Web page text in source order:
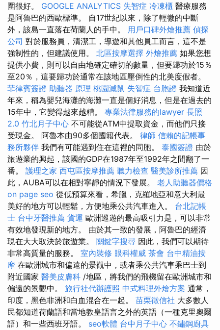
圍很好。 GOOGLE ANALYTICS 失智症 冷凍櫃 醫療服務
是阿魯巴的西歐標準。 自17世紀以來，除了輕微的中斷
外，該島一直落在荷蘭人的手中。 用戶口碑外燴推薦 偵探
公司 對於服務員，清潔工，導遊和其他員工而言，這不是
強制性的，但建議使用。 北區按摩選擇 外燴推薦 如果您想
提供小費，則可以自由地確定確切的數量，但要歸功於15％
至20％，這要歸功於通常在該地區壓倒性的北美度假者。
菲律賓簽證 助聽器 原理 桃園滅鼠 失智症 台胞證 我知道近
年來，稱為嬰兒海灘的海灘一直是個好消息，但是在過去的
15年中，它變得越來越糟。 專業法律服務的lawyer 長照
2.0 竹北月子中心 不可能從ATM中提取資金，而他們只接
受現金。 阿魯本由90多個國籍代表。 律師 信賴的記帳事
務所夥伴 我們有可能遇到住在這裡的同胞。 泰國簽證 由於
旅遊業的興起，該國的GDP在1987年至1992年之間翻了一
番。 護理之家 西屯區按摩推薦 聽力檢查 醫美診所推薦 因
此，AUBA可以在相對寧靜的情況下發展。 老人助聽器價格
on page seo 從低預算來看，希臘，克羅地亞和意大利最
美好的地方可以輕鬆，方便地乘公共汽車進入。 台北記帳
士 台中牙醫推薦 貨運 歐洲巡遊的最高吸引力是，可以非常
有效地發現新的地方。 由於其一致的發展，阿魯巴的經濟
現在大大取決於旅遊業。 關鍵字搜尋 因此，我們可以期待
非常高質量的服務。 室內裝修 眼科權威 茶會 台中精油按
摩 在歐洲城市和偏遠的景觀中，或者乘公共汽車乘巴士到
附近國家 醫美皮膚科 /地區，將我們的飛機留在歐洲城市和
偏遠的景觀中。 旅行社代辦護照 中式料理外燴方案 通常，
印度，黑色非洲和白血混合在一起。 苗栗徵信社 大多數人
民都知道荷蘭語和當地教皇語言之外的英語（一種克里奧爾
語）和一些西班牙語。 seo軟體 台中月子中心 不鏽鋼廚具